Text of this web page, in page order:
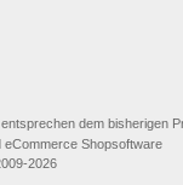
dem bisherigen
Shopsoftware
2026